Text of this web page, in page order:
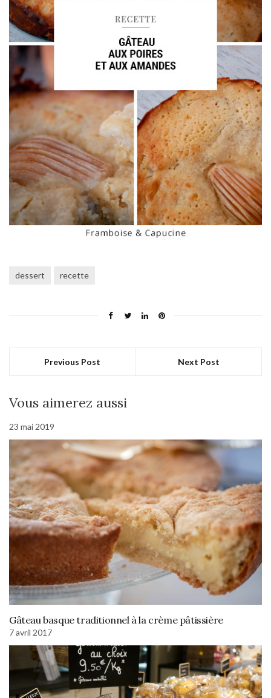
dessert recette
Previous Post Next Post
Vous aimerez aussi
23 mai 2019
Gâteau basque traditionnel à la crème pâtissière
7 avril 2017